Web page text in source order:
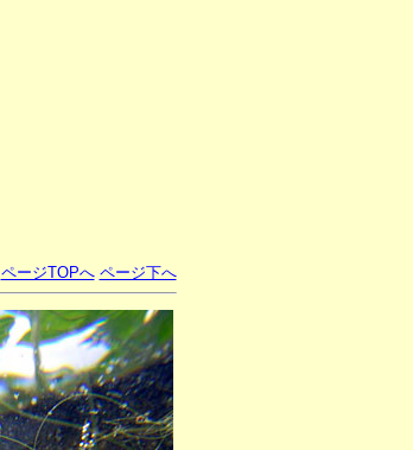
ページTOPへ ページ下へ